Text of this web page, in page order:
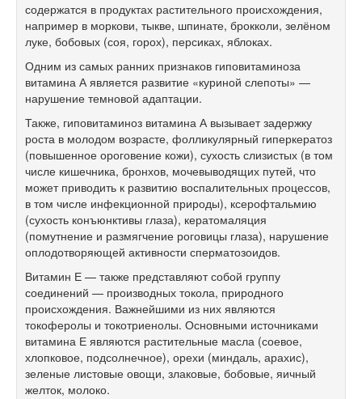
содержатся в продуктах растительного происхождения,
например в моркови, тыкве, шпинате, брокколи, зелёном
луке, бобовых (соя, горох), персиках, яблоках.
Одним из самых ранних признаков гиповитаминоза
витамина А является развитие «куриной слепоты» —
нарушение темновой адаптации.
Также, гиповитаминоз витамина А вызывает задержку
роста в молодом возрасте, фолликулярный гиперкератоз
(повышенное ороговение кожи), сухость слизистых (в том
числе кишечника, бронхов, мочевыводящих путей, что
может приводить к развитию воспалительных процессов,
в том числе инфекционной природы), ксерофтальмию
(сухость конъюнктивы глаза), кератомаляция
(помутнение и размягчение роговицы глаза), нарушение
оплодотворяющей активности сперматозоидов.
Витамин Е — также представляют собой группу
соединений — производных токола, природного
происхождения. Важнейшими из них являются
токоферолы и токотриенолы. Основными источниками
витамина Е являются растительные масла (соевое,
хлопковое, подсолнечное), орехи (миндаль, арахис),
зеленые листовые овощи, злаковые, бобовые, яичный
желток, молоко.